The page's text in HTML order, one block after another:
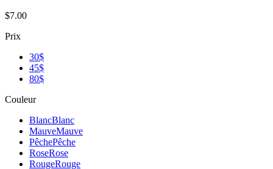
$7.00
Prix
30$
45$
80$
Couleur
BlancBlanc
MauveMauve
PêchePêche
RoseRose
RougeRouge